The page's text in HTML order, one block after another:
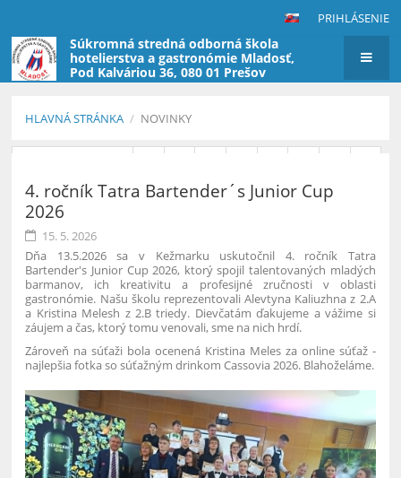
PRIHLÁSENIE
Súkromná stredná odborná škola
hotelierstva a gastronómie Mladosť,
Pod Kalváriou 36, 080 01 Prešov
(škola nevyberá poplatky za štúdium)
HLAVNÁ STRÁNKA / NOVINKY
Novinky
4. ročník Tatra Bartender´s Junior Cup
2026
15. 5. 2026
Dňa 13.5.2026 sa v Kežmarku uskutočnil 4. ročník Tatra
Bartender's Junior Cup 2026, ktorý spojil talentovaných mladých
barmanov, ich kreativitu a profesijné zručnosti v oblasti
gastronómie. Našu školu reprezentovali Alevtyna Kaliuzhna z 2.A
a Kristina Melesh z 2.B triedy. Dievčatám ďakujeme a vážime si
záujem a čas, ktorý tomu venovali, sme na nich hrdí.
Zároveň na súťaži bola ocenená Kristina Meles za online súťaž -
najlepšia fotka so súťažným drinkom Cassovia 2026. Blahoželáme.
9
10 Ďalší